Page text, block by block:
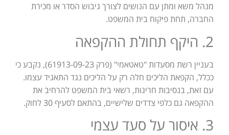
מנהל משא ומתן עם הנושים לצורך גיבוש הסדר או מכירת
החברה, תחת פיקוח בית המשפט.
2. היקף תחולת ההקפאה
בעניין רשת מסעדות "טאטאמי" (פרק 61913-09-23), נקבע כי
ככלל, הקפאת הליכים חלה רק על הליכים נגד התאגיד עצמו.
עם זאת, בנסיבות חריגות, רשאי בית המשפט להרחיב את
ההקפאה גם כלפי צדדים שלישיים, בהתאם לסעיף 30 לחוק.
3. איסור על סעד עצמי